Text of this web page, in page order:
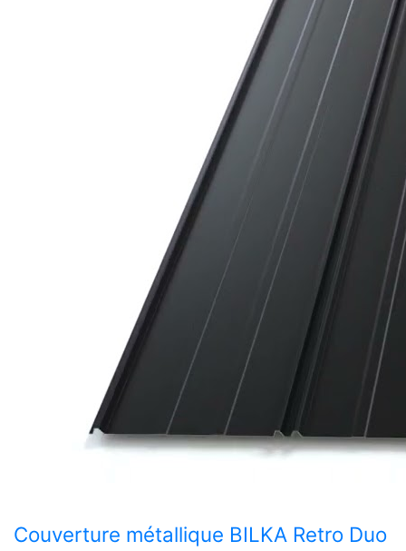
Couverture métallique BILKA Retro Duo